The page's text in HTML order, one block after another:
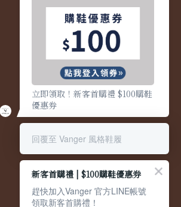
立即領取！新客首購禮 $100購鞋
優惠券
回覆至 Vanger 風格鞋履
新客首購禮 | $100購鞋優惠券
趕快加入Vanger 官方LINE帳號
領取新客首購禮！